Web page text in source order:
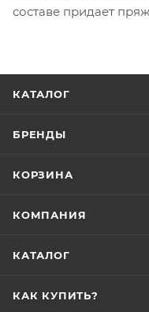
составе придает
КАТАЛОГ
БРЕНДЫ
КОРЗИНА
КОМПАНИЯ
КАТАЛОГ
КАК КУПИТЬ?